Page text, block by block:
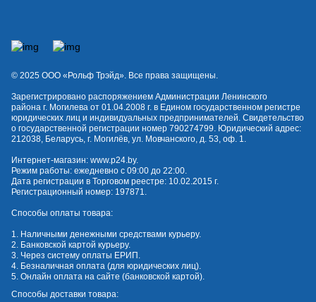
© 2025 OOO «Рольф Трэйд». Все права защищены.
Зарегистрировано распоряжением Администрации Ленинского
района г. Могилева от 01.04.2008 г. в Едином государственном регистре
юридических лиц и индивидуальных предпринимателей. Свидетельство
о государственной регистрации номер 790274799. Юридический адрес:
212038, Беларусь, г. Могилёв, ул. Мовчанского, д. 53, оф. 1.
Интернет-магазин: www.p24.by.
Режим работы: ежедневно с 09:00 до 22:00.
Дата регистрации в Торговом реестре: 10.02.2015 г.
Регистрационный номер: 197871.
Способы оплаты товара:
1. Наличными денежными средствами курьеру.
2. Банковской картой курьеру.
3. Через систему оплаты ЕРИП.
4. Безналичная оплата (для юридических лиц).
5. Онлайн оплата на сайте (банковской картой).
Способы доставки товара: